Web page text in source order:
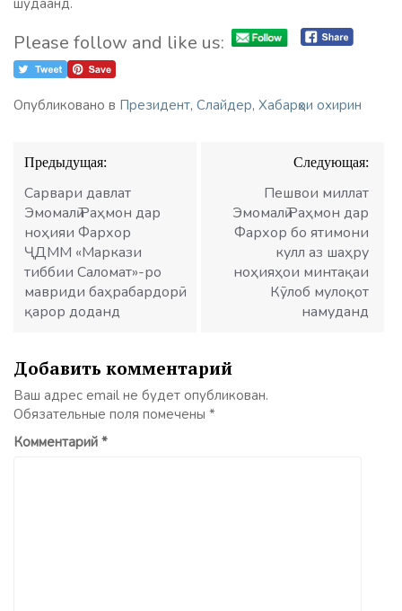
шудаанд.
Please follow and like us:
Опубликовано в Президент, Слайдер, Хабарҳои охирин
Навигация
по
записям
Предыдущая:
Сарвари давлат
Эмомалӣ Раҳмон дар
ноҳияи Фархор
ҶДММ «Маркази
тиббии Саломат»-ро
мавриди баҳрабардорӣ
қарор доданд
Следующая:
Пешвои миллат
Эмомалӣ Раҳмон дар
Фархор бо ятимони
кулл аз шаҳру
ноҳияҳои минтақаи
Кӯлоб мулоқот
намуданд
Добавить комментарий
Ваш адрес email не будет опубликован.
Обязательные поля помечены *
Комментарий *